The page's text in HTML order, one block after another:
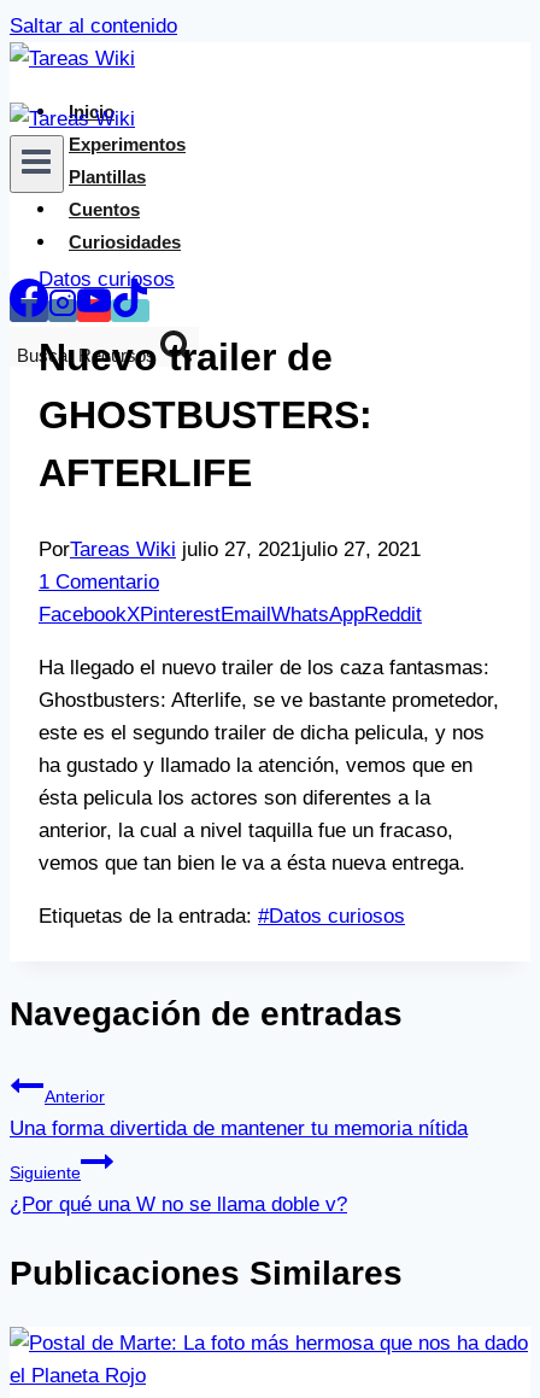
Saltar al contenido
Inicio
Experimentos
Plantillas
Cuentos
Curiosidades
Buscar Recursos
Datos curiosos
Nuevo trailer de
GHOSTBUSTERS:
AFTERLIFE
PorTareas Wiki julio 27, 2021julio 27, 2021
1 Comentario
FacebookXPinterestEmailWhatsAppReddit
Ha llegado el nuevo trailer de los caza fantasmas:
Ghostbusters: Afterlife, se ve bastante prometedor,
este es el segundo trailer de dicha pelicula, y nos
ha gustado y llamado la atención, vemos que en
ésta pelicula los actores son diferentes a la
anterior, la cual a nivel taquilla fue un fracaso,
vemos que tan bien le va a ésta nueva entrega.
Etiquetas de la entrada: #Datos curiosos
Navegación de entradas
Anterior
Una forma divertida de mantener tu memoria nítida
Siguiente
¿Por qué una W no se llama doble v?
Publicaciones Similares